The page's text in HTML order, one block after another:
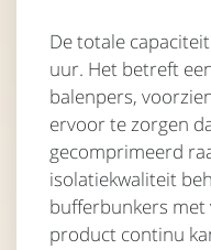
De totale
uur. Het betreft
balenpers,
ervoor te zorgen
gecomprimeerd
isolatiekwaliteit
bufferbunkers met
product continu